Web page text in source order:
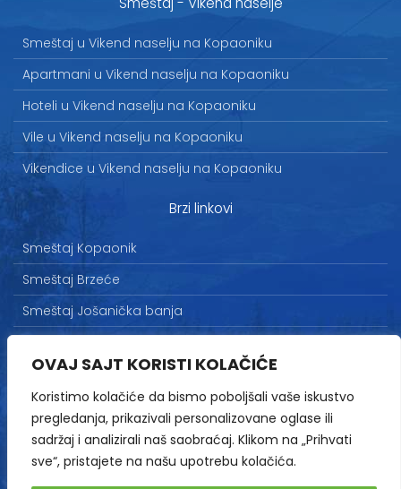
OVAJ SAJT KORISTI KOLAČIĆE
Koristimo kolačiće da bismo poboljšali vaše iskustvo
pregledanja, prikazivali personalizovane oglase ili
sadržaj i analizirali naš saobraćaj. Klikom na „Prihvati
sve“, pristajete na našu upotrebu kolačića.
Smeštaj u Vikend naselju na Kopaoniku
Apartmani u Vikend naselju na Kopaoniku
Hoteli u Vikend naselju na Kopaoniku
Vile u Vikend naselju na Kopaoniku
Vikendice u Vikend naselju na Kopaoniku
Brzi linkovi
Smeštaj Kopaonik
Smeštaj Brzeće
Smeštaj Jošanička banja
Marketing
Politika privatnosti
Kontakt